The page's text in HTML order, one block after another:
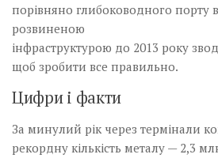
порівняно глибоководного порту
розвиненою
інфра­­структурою до 2013 року
щоб зробити все правильно.
Цифри і факти
За минулий рік через термінали
рекордну кількість металу — 2,3